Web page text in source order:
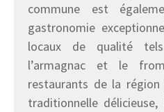
commune est
gastronomie
locaux de qualité
l’armagnac et le
restaurants de la
traditionnelle